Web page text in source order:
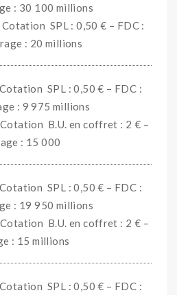
: 30 100 millions
Cotation SPL : 0,50 € – FDC :
: 20 millions
Cotation SPL : 0,50 € – FDC :
: 9 975 millions
Cotation B.U. en coffret : 2 € –
: 15 000
Cotation SPL : 0,50 € – FDC :
: 19 950 millions
Cotation B.U. en coffret : 2 € –
: 15 millions
Cotation SPL : 0,50 € – FDC :